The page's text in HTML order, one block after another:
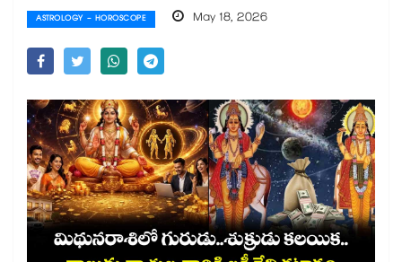
ASTROLOGY - HOROSCOPE May 18, 2026